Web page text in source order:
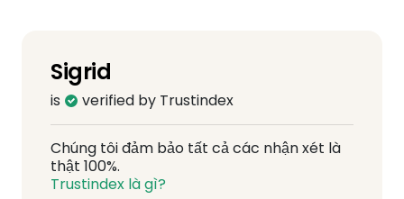
Sigrid
is verified by Trustindex
Chúng tôi đảm bảo tất cả các nhận xét là
thật 100%.
Trustindex là gì?